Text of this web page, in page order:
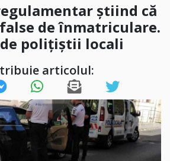
știind că
de înmatriculare.
polițiștii locali
articolul: